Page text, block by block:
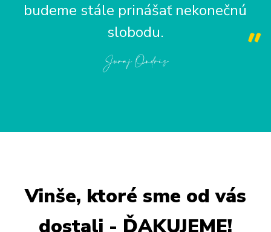
budeme stále prinášať nekonečnú
slobodu.
Vinše, ktoré sme od vás
dostali - ĎAKUJEME!